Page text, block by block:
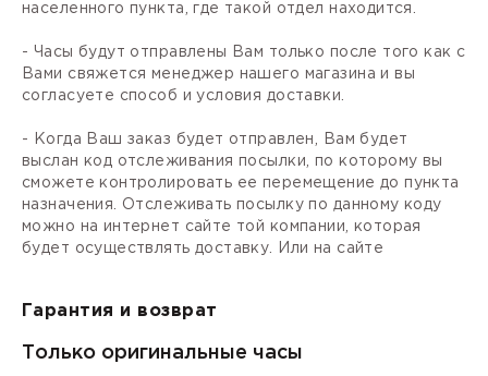
населенного пункта, где такой отдел находится.
- Часы будут отправлены Вам только после того как с
Вами свяжется менеджер нашего магазина и вы
согласуете способ и условия доставки.
- Когда Ваш заказ будет отправлен, Вам будет
выслан код отслеживания посылки, по которому вы
сможете контролировать ее перемещение до пункта
назначения. Отслеживать посылку по данному коду
можно на интернет сайте той компании, которая
будет осуществлять доставку. Или на сайте
Гарантия и возврат
Только оригинальные часы